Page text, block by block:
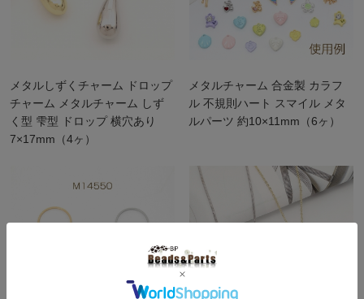
メタルしずくチャーム ドロップ
チャーム メタルチャーム しず
く型 雫型 ドロップ 横穴あり
7×17mm（4ヶ）
メタルチャーム 合金製 カラフ
ル 不規則ハート スマイル メタ
ルパーツ 約10×11mm（6ヶ）